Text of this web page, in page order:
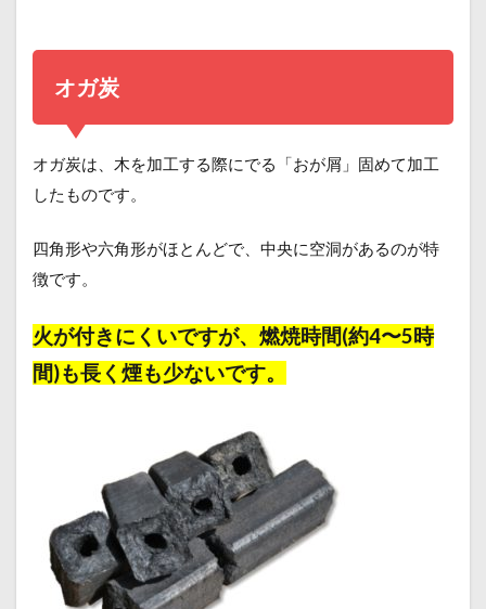
オガ炭
オガ炭は、木を加工する際にでる「おが屑」固めて加工
したものです。
四角形や六角形がほとんどで、中央に空洞があるのが特
徴です。
火が付きにくいですが、燃焼時間(約4〜5時
間)も長く煙も少ないです。